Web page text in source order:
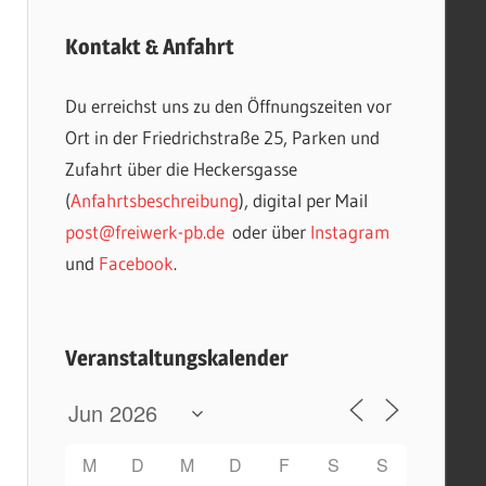
Kontakt & Anfahrt
Du erreichst uns zu den Öffnungszeiten vor
Ort in der Friedrichstraße 25, Parken und
Zufahrt über die Heckersgasse
(Anfahrtsbeschreibung), digital per Mail
post@freiwerk-pb.deoder über Instagram
und Facebook.
Veranstaltungskalender
M D M D F S S